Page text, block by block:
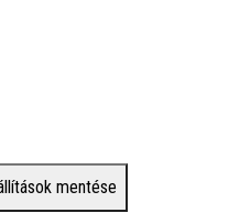
mentése